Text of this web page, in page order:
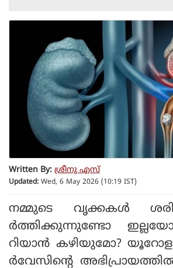
Written By: ശ്രീനു എസ്
Updated: Wed, 6 May 2026 (10:19 IST)
നമ്മുടെ വൃക്കകള്‍
ര്‍ത്തിക്കുന്നുണ്ടോ
റിയാന്‍ കഴിയുമോ?
ര്‍വേസിന്റെ